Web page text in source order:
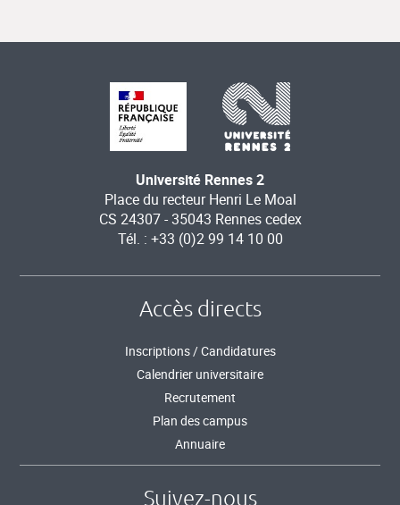
Université Rennes 2
Place du recteur Henri Le Moal
CS 24307 - 35043 Rennes cedex
Tél. : +33 (0)2 99 14 10 00
Accès directs
Inscriptions / Candidatures
Calendrier universitaire
Recrutement
Plan des campus
Annuaire
Suivez-nous